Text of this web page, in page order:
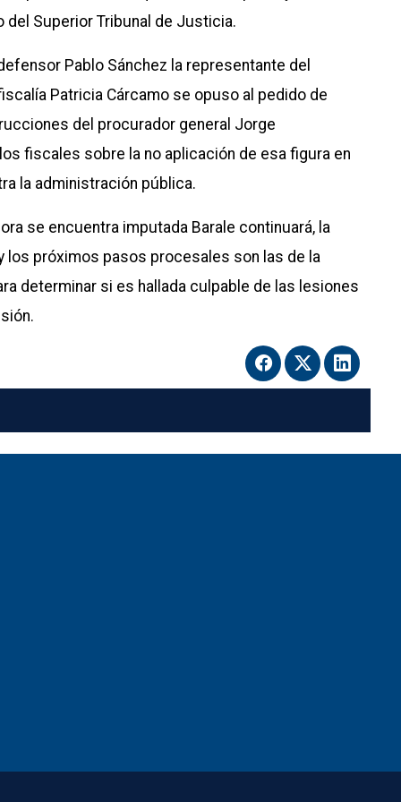
Superior Tribunal de Justicia.
Pablo Sánchez la representante del
Patricia Cárcamo se opuso al pedido de
del procurador general Jorge
fiscales sobre la no aplicación de esa figura en
la administración pública.
se encuentra imputada Barale continuará, la
los próximos pasos procesales son las de la
determinar si es hallada culpable de las lesiones